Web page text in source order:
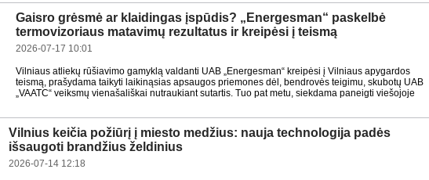
Gaisro grėsmė ar klaidingas įspūdis? „Energesman“ paskelbė
termovizoriaus matavimų rezultatus ir kreipėsi į teismą
2026-07-17 10:01
Vilniaus atliekų rūšiavimo gamyklą valdanti UAB „Energesman“ kreipėsi į Vilniaus apygardos
teismą, prašydama taikyti laikinąsias apsaugos priemones dėl, bendrovės teigimu, skubotų UAB
„VAATC“ veiksmų vienašališkai nutraukiant sutartis. Tuo pat metu, siekdama paneigti viešojoje
Vilnius keičia požiūrį į miesto medžius: nauja technologija padės
išsaugoti brandžius želdinius
2026-07-14 12:18